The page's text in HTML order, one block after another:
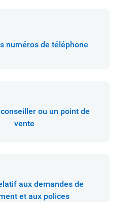
numéros de téléphone
ou un point de
vente
aux demandes de
et aux polices